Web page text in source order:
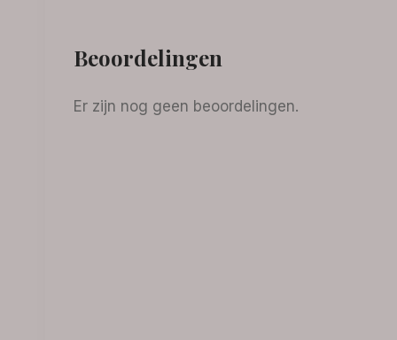
Beoordelingen
Er zijn nog geen beoordelingen.